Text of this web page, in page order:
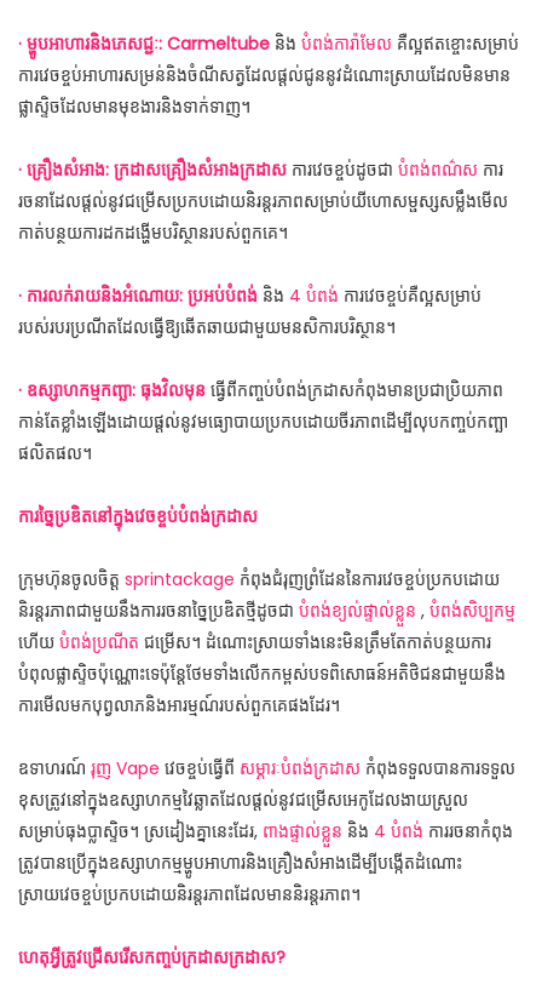
· ម្ហូបអាហារនិងភេសជ្ជៈ: Carmeltube និង បំពង់ការ៉ាមែល គឺល្អឥតខ្ចោះសម្រាប់
ការវេចខ្ចប់អាហារសម្រន់និងចំណីសត្វដែលផ្តល់ជូននូវដំណោះស្រាយដែលមិនមាន
ផ្លាស្ទិចដែលមានមុខងារនិងទាក់ទាញ។
· គ្រឿងសំអាង: ក្រដាសគ្រឿងសំអាងក្រដាស ការវេចខ្ចប់ដូចជា បំពង់ពណ៌ស ការ
រចនាដែលផ្តល់នូវជម្រើសប្រកបដោយនិរន្តរភាពសម្រាប់យីហោសម្ផស្សសម្លឹងមើល
កាត់បន្ថយការដកដង្ហើមបរិស្ថានរបស់ពួកគេ។
· ការលក់រាយនិងអំណោយ: ប្រអប់បំពង់ និង 4 បំពង់ ការវេចខ្ចប់គឺល្អសម្រាប់
របស់របរប្រណីតដែលធ្វើឱ្យឆើតឆាយជាមួយមនសិការបរិស្ថាន។
· ឧស្សាហកម្មកញ្ឆា: ធុងវិលមុន ធ្វើពីកញ្ចប់បំពង់ក្រដាសកំពុងមានប្រជាប្រិយភាព
កាន់តែខ្លាំងឡើងដោយផ្តល់នូវមធ្យោបាយប្រកបដោយចីរភាពដើម្បីលុបកញ្ចប់កញ្ឆា
ផលិតផល។
ការច្នៃប្រឌិតនៅក្នុងវេចខ្ចប់បំពង់ក្រដាស
ក្រុមហ៊ុនចូលចិត្ត sprintackage កំពុងជំរុញព្រំដែននៃការវេចខ្ចប់ប្រកបដោយ
និរន្តរភាពជាមួយនឹងការរចនាច្នៃប្រឌិតថ្មីដូចជា បំពង់ខ្យល់ផ្ទាល់ខ្លួន , បំពង់សិប្បកម្ម
ហើយ បំពង់ប្រណីត ជម្រើស។ ដំណោះស្រាយទាំងនេះមិនត្រឹមតែកាត់បន្ថយការ
បំពុលផ្លាស្ទិចប៉ុណ្ណោះទេប៉ុន្តែថែមទាំងលើកកម្ពស់បទពិសោធន៍អតិថិជនជាមួយនឹង
ការមើលមកបុព្វលាភនិងអារម្មណ៍របស់ពួកគេផងដែរ។
ឧទាហរណ៍ រុញ Vape វេចខ្ចប់ធ្វើពី សម្ភារៈបំពង់ក្រដាស កំពុងទទួលបានការទទួល
ខុសត្រូវនៅក្នុងឧស្សាហកម្មវៃឆ្លាតដែលផ្តល់នូវជម្រើសអេកូដែលងាយស្រួល
សម្រាប់ធុងប្លាស្ទិច។ ស្រដៀងគ្នានេះដែរ, ពាងផ្ទាល់ខ្លួន និង 4 បំពង់ ការរចនាកំពុង
ត្រូវបានប្រើក្នុងឧស្សាហកម្មម្ហូបអាហារនិងគ្រឿងសំអាងដើម្បីបង្កើតដំណោះ
ស្រាយវេចខ្ចប់ប្រកបដោយនិរន្តរភាពដែលមាននិរន្តរភាព។
ហេតុអ្វីត្រូវជ្រើសរើសកញ្ចប់ក្រដាសក្រដាស?